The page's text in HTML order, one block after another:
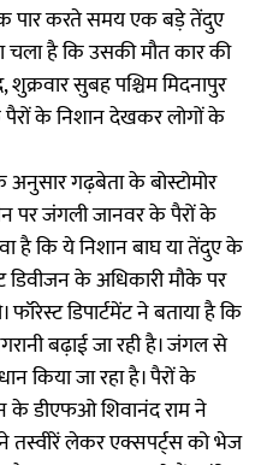
पार करते समय एक बड़े तेंदुए
है कि उसकी मौत कार की
सुबह पश्चिम मिदनापुर
के निशान देखकर लोगों के
गढ़बेता के बोस्टोमोर
पर जंगली जानवर के पैरों के
है कि ये निशान बाघ या तेंदुए के
डिवीजन के अधिकारी मौके पर
डिपार्टमेंट ने बताया है कि
बढ़ाई जा रही है। जंगल से
किया जा रहा है। पैरों के
के डीएफओ शिवानंद राम ने
तस्वीरें लेकर एक्सपर्ट्स को भेज